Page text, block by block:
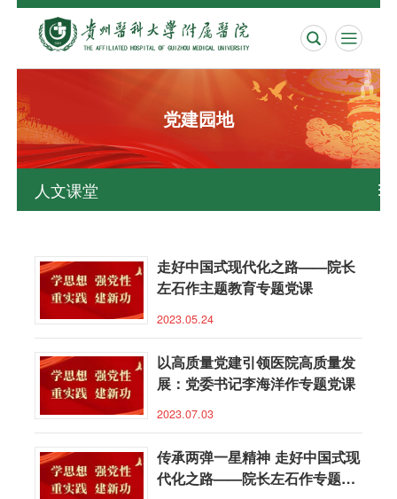
 
党建园地
人文课堂 
走好中国式现代化之路——院长
左石作主题教育专题党课
2023.05.24
以高质量党建引领医院高质量发
展：党委书记李海洋作专题党课
2023.07.03
传承两弹一星精神 走好中国式现
代化之路——院长左石作专题党